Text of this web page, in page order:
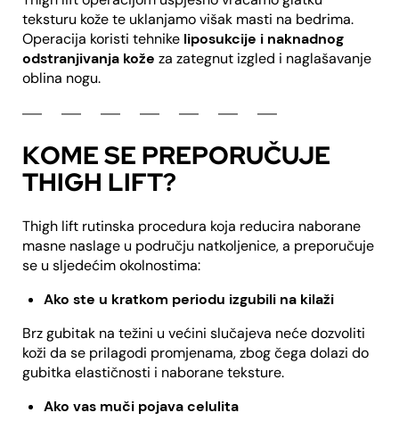
teksturu kože te uklanjamo višak masti na bedrima.
Operacija koristi tehnike liposukcije i naknadnog
odstranjivanja kože za zategnut izgled i naglašavanje
oblina nogu.
KOME SE PREPORUČUJE
THIGH LIFT?
Thigh lift rutinska procedura koja reducira naborane
masne naslage u području natkoljenice, a preporučuje
se u sljedećim okolnostima:
Ako ste u kratkom periodu izgubili na kilaži
Brz gubitak na težini u većini slučajeva neće dozvoliti
koži da se prilagodi promjenama, zbog čega dolazi do
gubitka elastičnosti i naborane teksture.
Ako vas muči pojava celulita